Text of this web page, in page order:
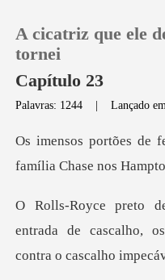
Loja
Histórico
Sair
A cicatriz que ele
tornei
Capítulo 23
Palavras: 1244 |Lançado
família Chase
entrada de cascalho,